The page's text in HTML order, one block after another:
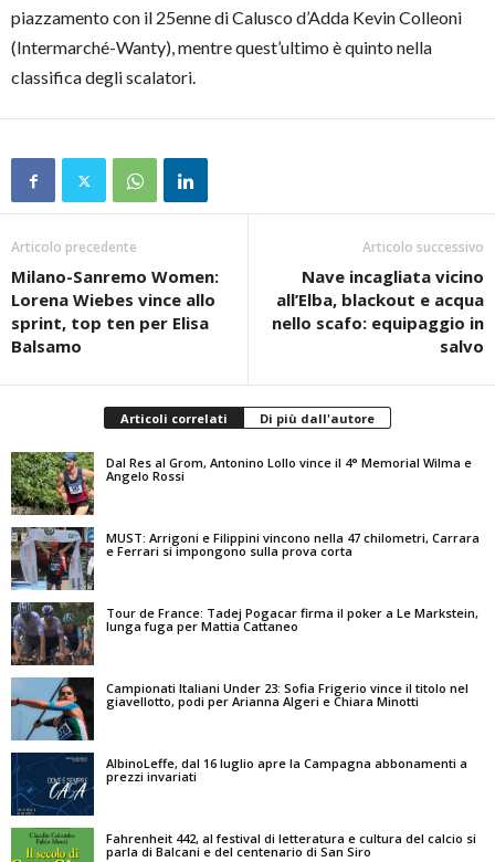
piazzamento con il 25enne di Calusco d’Adda Kevin Colleoni
(Intermarché-Wanty), mentre quest’ultimo è quinto nella
classifica degli scalatori.
Articolo precedente
Milano-Sanremo Women:
Lorena Wiebes vince allo
sprint, top ten per Elisa
Balsamo
Articolo successivo
Nave incagliata vicino
all’Elba, blackout e acqua
nello scafo: equipaggio in
salvo
Articoli correlati Di più dall'autore
Dal Res al Grom, Antonino Lollo vince il 4° Memorial Wilma e
Angelo Rossi
MUST: Arrigoni e Filippini vincono nella 47 chilometri, Carrara
e Ferrari si impongono sulla prova corta
Tour de France: Tadej Pogacar firma il poker a Le Markstein,
lunga fuga per Mattia Cattaneo
Campionati Italiani Under 23: Sofia Frigerio vince il titolo nel
giavellotto, podi per Arianna Algeri e Chiara Minotti
AlbinoLeffe, dal 16 luglio apre la Campagna abbonamenti a
prezzi invariati
Fahrenheit 442, al festival di letteratura e cultura del calcio si
parla di Balcani e del centenario di San Siro